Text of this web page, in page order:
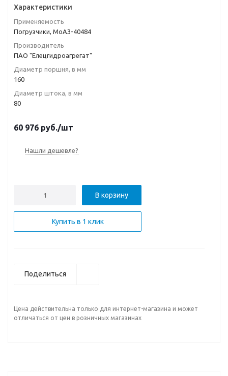
Характеристики
Применяемость
Погрузчики, МоАЗ-40484
Производитель
ПАО "Елецгидроагрегат"
Диаметр поршня, в мм
160
Диаметр штока, в мм
80
60 976 руб./шт
Нашли дешевле?
В корзину
Купить в 1 клик
Поделиться
Цена действительна только для интернет-магазина и может
отличаться от цен в розничных магазинах